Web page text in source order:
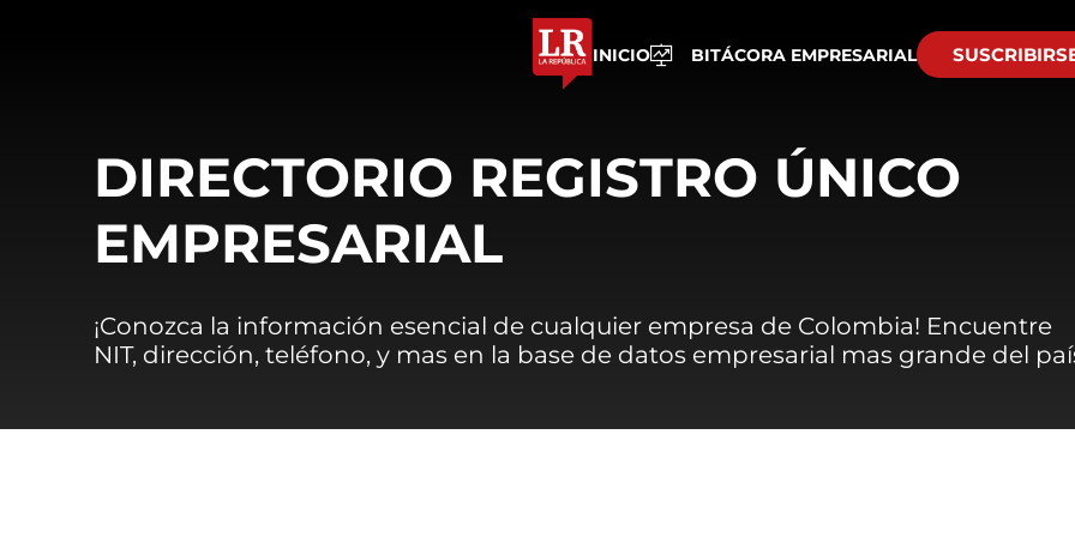
INICIO BITÁCORA EMPRESARIAL
DIRECTORIO REGISTRO ÚNICO
EMPRESARIAL
¡Conozca la información esencial de cualquier empresa de Colombia! Encuentre
NIT, dirección, teléfono, y mas en la base de datos empresarial mas grande del